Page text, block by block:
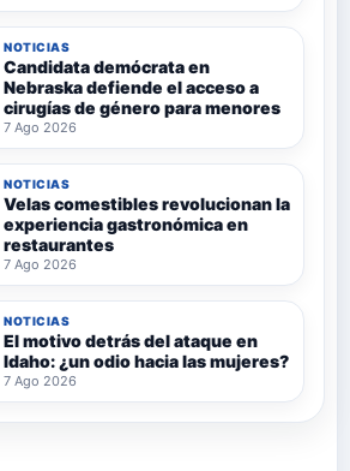
NOTICIAS
Candidata demócrata en
Nebraska defiende el acceso a
cirugías de género para menores
7 Ago 2026
NOTICIAS
Velas comestibles revolucionan la
experiencia gastronómica en
restaurantes
7 Ago 2026
NOTICIAS
El motivo detrás del ataque en
Idaho: ¿un odio hacia las mujeres?
7 Ago 2026